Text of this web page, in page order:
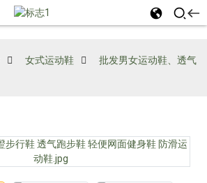
女式运动鞋
批发男女运动鞋、透气